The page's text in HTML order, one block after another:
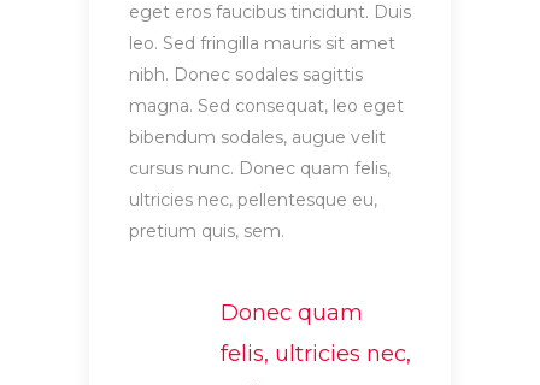
eget eros faucibus tincidunt. Duis
leo. Sed fringilla mauris sit amet
nibh. Donec sodales sagittis
magna. Sed consequat, leo eget
bibendum sodales, augue velit
cursus nunc. Donec quam felis,
ultricies nec, pellentesque eu,
pretium quis, sem.
Donec quam
felis, ultricies nec,